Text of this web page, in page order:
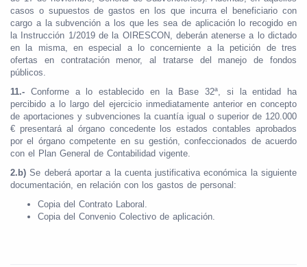
casos o supuestos de gastos en los que incurra el beneficiario con
cargo a la subvención a los que les sea de aplicación lo recogido en
la Instrucción 1/2019 de la OIRESCON, deberán atenerse a lo dictado
en la misma, en especial a lo concerniente a la petición de tres
ofertas en contratación menor, al tratarse del manejo de fondos
públicos.
11.- Conforme a lo establecido en la Base 32ª, si la entidad ha
percibido a lo largo del ejercicio inmediatamente anterior en concepto
de aportaciones y subvenciones la cuantía igual o superior de 120.000
€ presentará al órgano concedente los estados contables aprobados
por el órgano competente en su gestión, confeccionados de acuerdo
con el Plan General de Contabilidad vigente.
2.b)Se deberá aportar a la cuenta justificativa económica la siguiente
documentación, en relación con los gastos de personal:
Copia del Contrato Laboral.
Copia del Convenio Colectivo de aplicación.